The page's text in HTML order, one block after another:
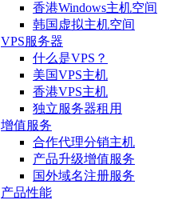
香港Windows主机空间
韩国虚拟主机空间
VPS服务器
什么是VPS？
美国VPS主机
香港VPS主机
独立服务器租用
增值服务
合作代理分销主机
产品升级增值服务
国外域名注册服务
产品性能